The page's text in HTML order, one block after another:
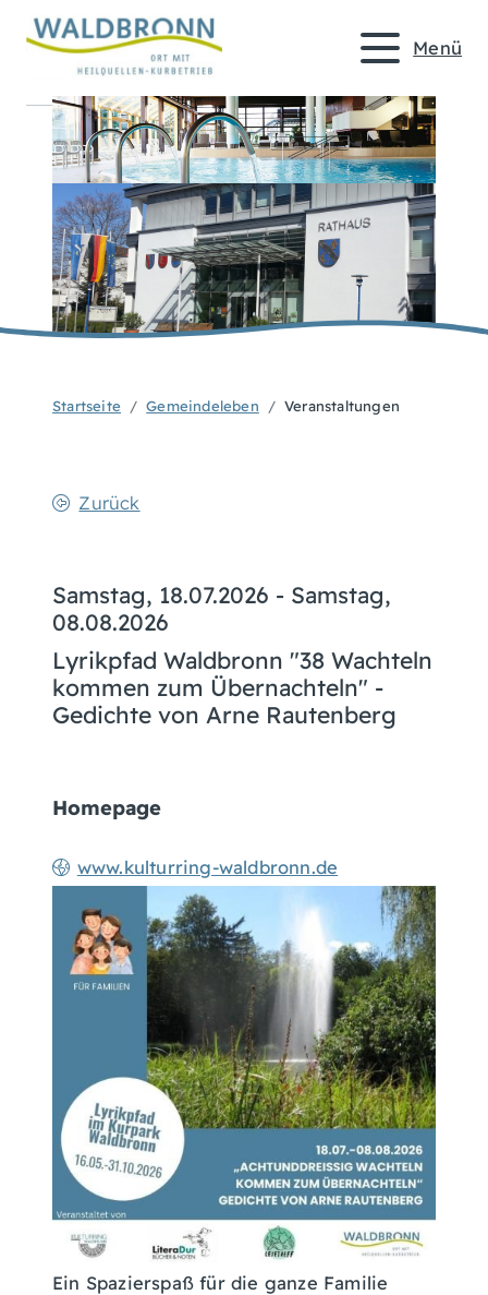
Menü
Startseite Gemeindeleben Veranstaltungen
Zurück
Samstag, 18.07.2026 - Samstag,
08.08.2026
Lyrikpfad Waldbronn "38 Wachteln
kommen zum Übernachteln" -
Gedichte von Arne Rautenberg
Homepage
www.kulturring-waldbronn.de
Ein Spazierspaß für die ganze Familie